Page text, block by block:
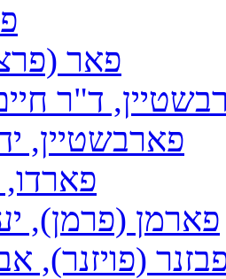
פאר
ד"ר
פארבשטיין,
פארמן (פרמן),
(פויזנר),